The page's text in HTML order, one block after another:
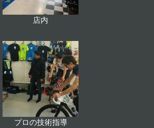
店内
プロの技術指導